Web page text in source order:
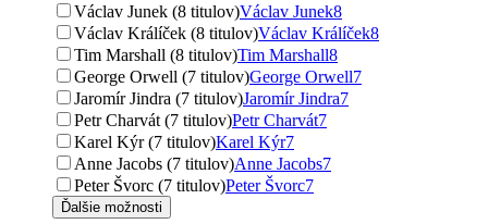
Václav Junek (8 titulov)Václav Junek8
Václav Králíček (8 titulov)Václav Králíček8
Tim Marshall (8 titulov)Tim Marshall8
George Orwell (7 titulov)George Orwell7
Jaromír Jindra (7 titulov)Jaromír Jindra7
Petr Charvát (7 titulov)Petr Charvát7
Karel Kýr (7 titulov)Karel Kýr7
Anne Jacobs (7 titulov)Anne Jacobs7
Peter Švorc (7 titulov)Peter Švorc7
Ďalšie možnosti